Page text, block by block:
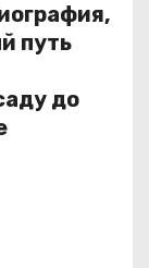
путь
до